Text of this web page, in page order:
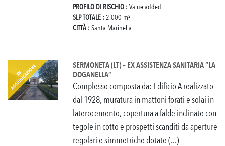
PROFILO DI RISCHIO : Value added
SLP TOTALE : 2.000 m²
CITTÀ : Santa Marinella
SERMONETA (LT) – EX ASSISTENZA SANITARIA “LA
DOGANELLA”
Complesso composta da: Edificio A realizzato
dal 1928, muratura in mattoni forati e solai in
laterocemento, copertura a falde inclinate con
tegole in cotto e prospetti scanditi da aperture
regolari e simmetriche dotate (...)